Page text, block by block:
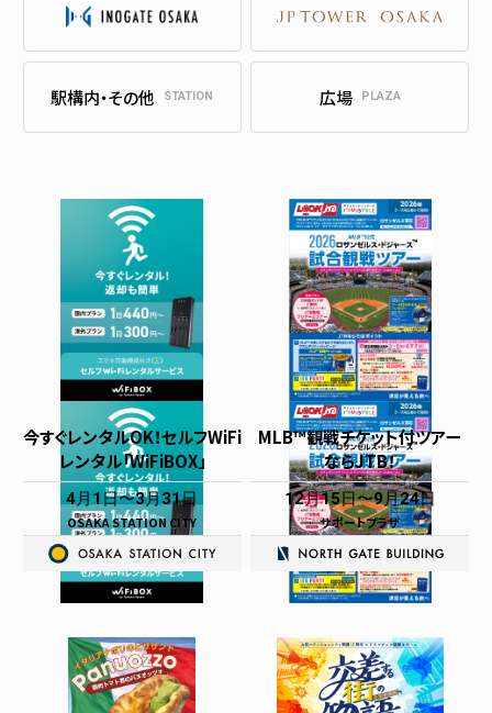
駅構内・その他 STATION 広場 PLAZA
今すぐレンタルOK！セルフWiFi
レンタル「WiFiBOX」
4月1日 3月31日
OSAKA STATION CITY
MLB™観戦チケット付ツアー
ならJTB！
12月15日 9月24日
サポートプラザ